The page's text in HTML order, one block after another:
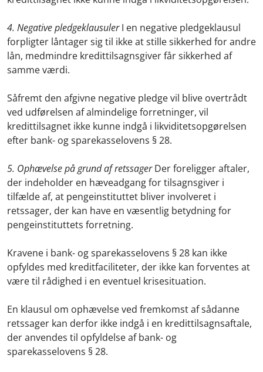
4. Negative pledgeklausulerI en negative pledgeklausul
forpligter låntager sig til ikke at stille sikkerhed for andre
lån, medmindre kredittilsagnsgiver får sikkerhed af
samme værdi.
Såfremt den afgivne negative pledge vil blive overtrådt
ved udførelsen af almindelige forretninger, vil
kredittilsagnet ikke kunne indgå i likviditetsopgørelsen
efter bank- og sparekasselovens § 28.
5. Ophævelse på grund af retssagerDer foreligger aftaler,
der indeholder en hæveadgang for tilsagnsgiver i
tilfælde af, at pengeinstituttet bliver involveret i
retssager, der kan have en væsentlig betydning for
pengeinstituttets forretning.
Kravene i bank- og sparekasselovens § 28 kan ikke
opfyldes med kreditfaciliteter, der ikke kan forventes at
være til rådighed i en eventuel krisesituation.
En klausul om ophævelse ved fremkomst af sådanne
retssager kan derfor ikke indgå i en kredittilsagnsaftale,
der anvendes til opfyldelse af bank- og
sparekasselovens § 28.